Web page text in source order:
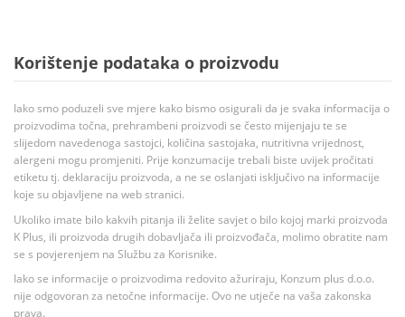
Korištenje podataka o proizvodu
Iako smo poduzeli sve mjere kako bismo osigurali da je svaka informacija o
proizvodima točna, prehrambeni proizvodi se često mijenjaju te se
slijedom navedenoga sastojci, količina sastojaka, nutritivna vrijednost,
alergeni mogu promjeniti. Prije konzumacije trebali biste uvijek pročitati
etiketu tj. deklaraciju proizvoda, a ne se oslanjati isključivo na informacije
koje su objavljene na web stranici.
Ukoliko imate bilo kakvih pitanja ili želite savjet o bilo kojoj marki proizvoda
K Plus, ili proizvoda drugih dobavljača ili proizvođača, molimo obratite nam
se s povjerenjem na Službu za Korisnike.
Iako se informacije o proizvodima redovito ažuriraju, Konzum plus d.o.o.
nije odgovoran za netočne informacije. Ovo ne utječe na vaša zakonska
prava.